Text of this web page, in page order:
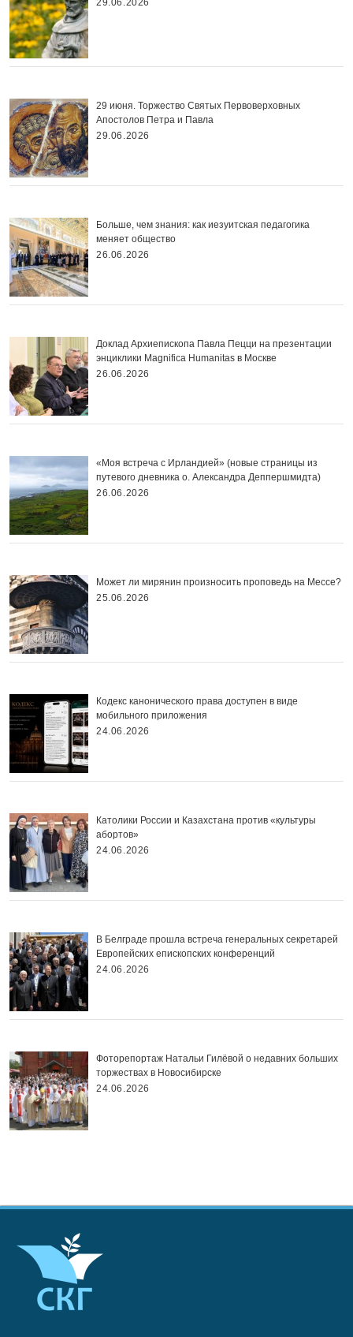
29.06.2026
29 июня. Торжество Святых Первоверховных
Апостолов Петра и Павла
29.06.2026
Больше, чем знания: как иезуитская педагогика
меняет общество
26.06.2026
Доклад Архиепископа Павла Пецци на презентации
энциклики Magnifica Нumanitas в Москве
26.06.2026
«Моя встреча с Ирландией» (новые страницы из
путевого дневника о. Александра Деппершмидта)
26.06.2026
Может ли мирянин произносить проповедь на Мессе?
25.06.2026
Кодекс канонического права доступен в виде
мобильного приложения
24.06.2026
Католики России и Казахстана против «культуры
абортов»
24.06.2026
В Белграде прошла встреча генеральных секретарей
Европейских епископских конференций
24.06.2026
Фоторепортаж Натальи Гилёвой о недавних больших
торжествах в Новосибирске
24.06.2026